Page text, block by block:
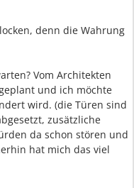
denn die Wahrung
Vom Architekten
und ich möchte
wird. (die Türen sind
zusätzliche
da schon stören und
hat mich das viel